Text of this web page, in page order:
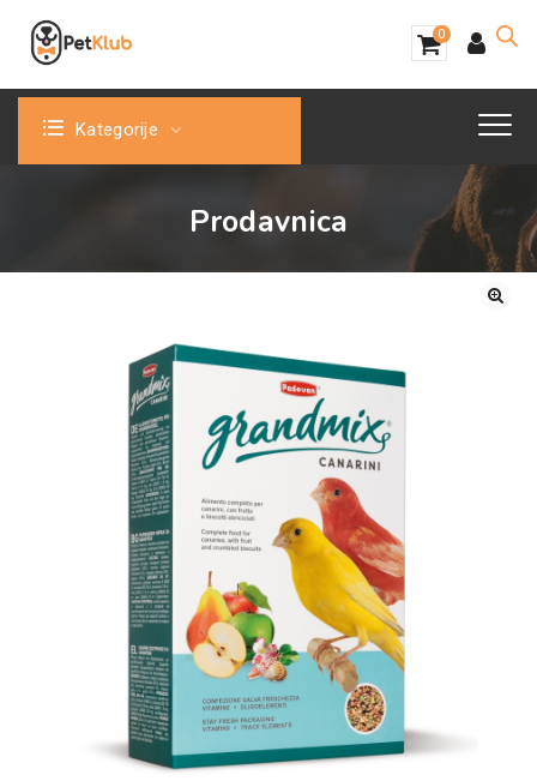
0
Kategorije
Prodavnica